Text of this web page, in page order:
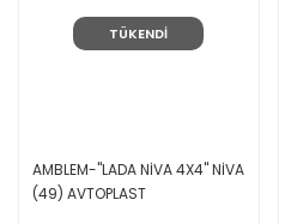
TÜKENDİ
AMBLEM-''LADA NİVA 4X4'' NİVA
(49) AVTOPLAST